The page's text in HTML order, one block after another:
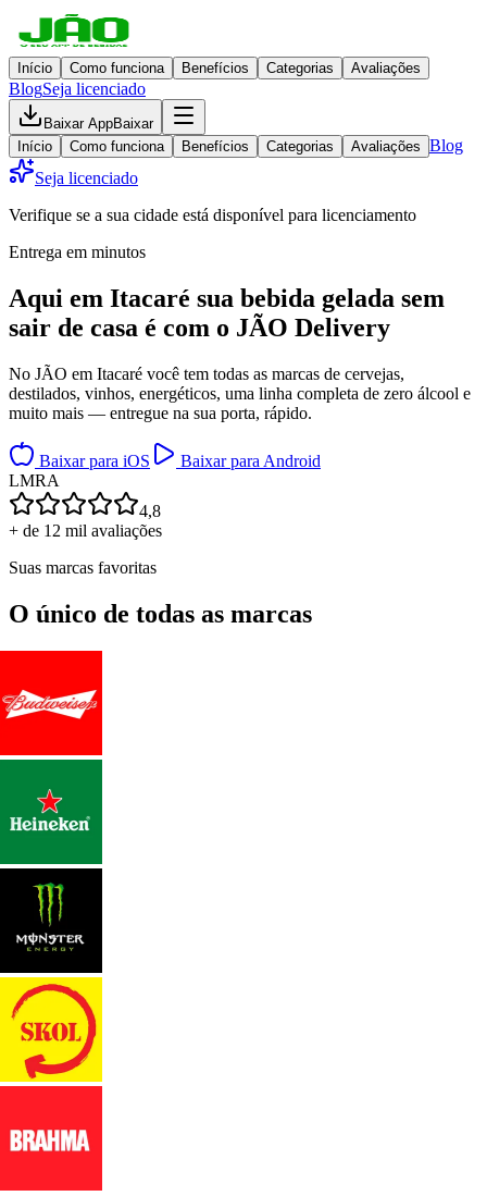
Início Como funciona Benefícios Categorias Avaliações
BlogSeja licenciado
Baixar AppBaixar
Início
Como funciona Benefícios Categorias Avaliações Blog
Seja licenciado
Verifique se a sua cidade está disponível para licenciamento
Entrega em minutos
Aqui em Itacaré sua bebida gelada sem
sair de casa é com o JÃO Delivery
No JÃO em Itacaré você tem todas as marcas de cervejas,
destilados, vinhos, energéticos, uma linha completa de zero álcool e
muito mais — entregue na sua porta, rápido.
Baixar para iOS
Baixar para Android
LMRA
4,8
+ de 12 mil avaliações
Suas marcas favoritas
O único de todas as marcas